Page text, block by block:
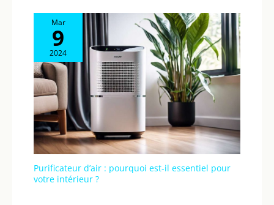
Mar
9
2024
Purificateur d’air : pourquoi est-il essentiel pour
votre intérieur ?